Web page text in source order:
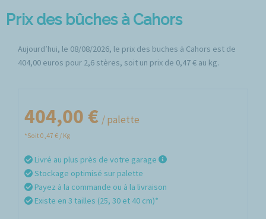
Prix des bûches à Cahors
Aujourd’hui, le 08/08/2026, le prix des buches à Cahors est de
404,00 euros pour 2,6 stères, soit un prix de 0,47 € au kg.
404,00 € / palette
*Soit 0,47 € / Kg
Livré au plus près de votre garage
Stockage optimisé sur palette
Payez à la commande ou à la livraison
Existe en 3 tailles (25, 30 et 40 cm)*